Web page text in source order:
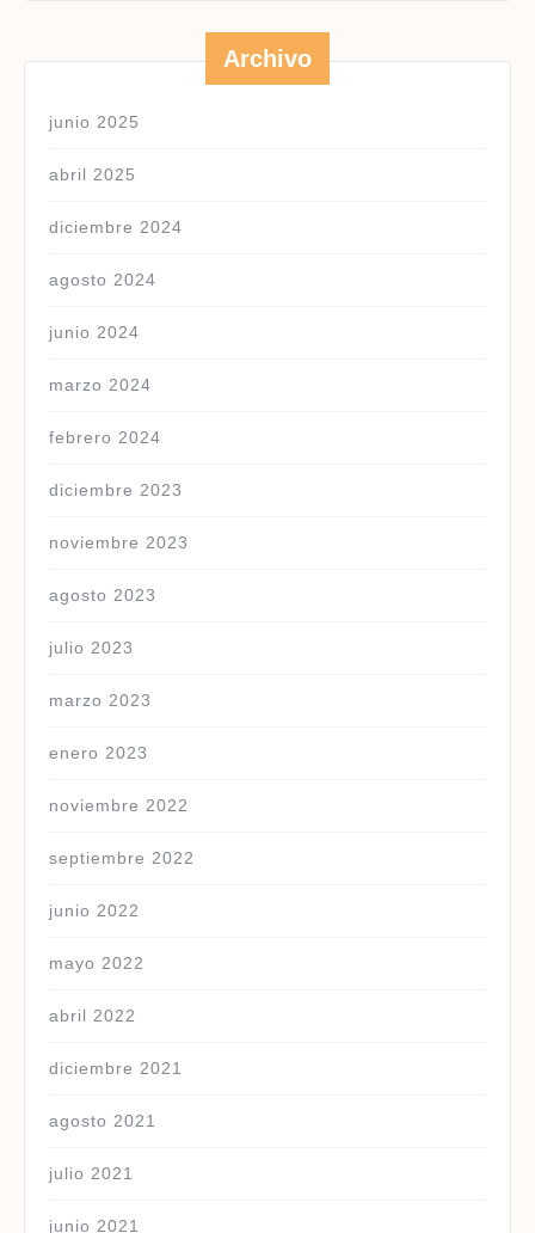
Archivo
junio 2025
abril 2025
diciembre 2024
agosto 2024
junio 2024
marzo 2024
febrero 2024
diciembre 2023
noviembre 2023
agosto 2023
julio 2023
marzo 2023
enero 2023
noviembre 2022
septiembre 2022
junio 2022
mayo 2022
abril 2022
diciembre 2021
agosto 2021
julio 2021
junio 2021